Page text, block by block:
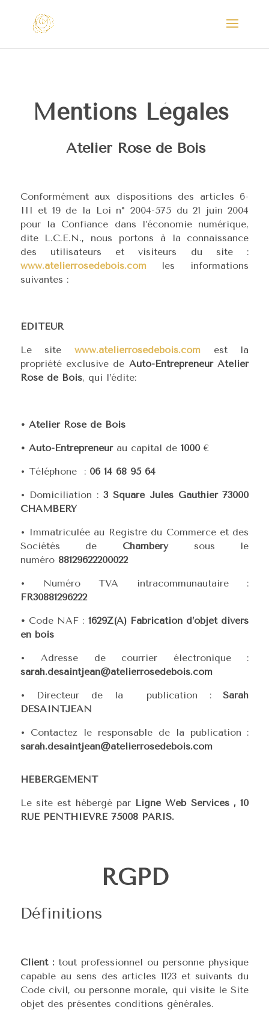
Mentions Légales
Atelier Rose de Bois
Conformément aux dispositions des articles 6-
III et 19 de la Loi n° 2004-575 du 21 juin 2004
pour la Confiance dans l’économie numérique,
dite L.C.E.N., nous portons à la connaissance
des utilisateurs et visiteurs du site :
www.atelierrosedebois.comles informations
suivantes :
ÉDITEUR
Le site www.atelierrosedebois.com est la
propriété exclusive de Auto-EntrepreneurAtelier
Rose de Bois, qui l’édite:
• Atelier Rose de Bois
• Auto-Entrepreneur au capital de 1000 €
• Téléphone : 06 14 68 95 64
• Domiciliation :3 Square Jules Gauthier 73000
CHAMBERY
• Immatriculée au Registre du Commerce et des
Sociétés de Chambéry sous le
numéro 88129622200022
• Numéro TVA intracommunautaire :
FR30881296222
• Code NAF : 1629Z(A) Fabrication d’objet divers
en bois
• Adresse de courrier électronique :
sarah.desaintjean@atelierrosedebois.com
• Directeur de la publication :Sarah
DESAINTJEAN
• Contactez le responsable de la publication :
sarah.desaintjean@atelierrosedebois.com
HÉBERGEMENT
Le site est hébergé par Ligne Web Services , 10
RUE PENTHIEVRE 75008 PARIS.
RGPD
Définitions
Client :tout professionnel ou personne physique
capable au sens des articles 1123 et suivants du
Code civil, ou personne morale, qui visite le Site
objet des présentes conditions générales.